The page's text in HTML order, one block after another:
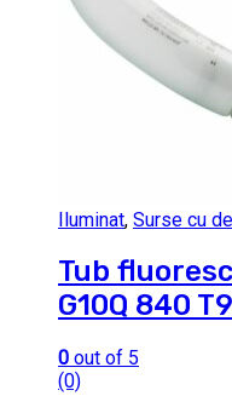
Iluminat, Surse cu
Tub
G10Q 840
0 out of 5
(0)